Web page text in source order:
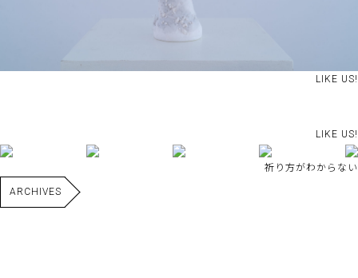
LIKE US!
LIKE US!
祈り方がわからない
ARCHIVES
ABOUT US
INSTAGRAM